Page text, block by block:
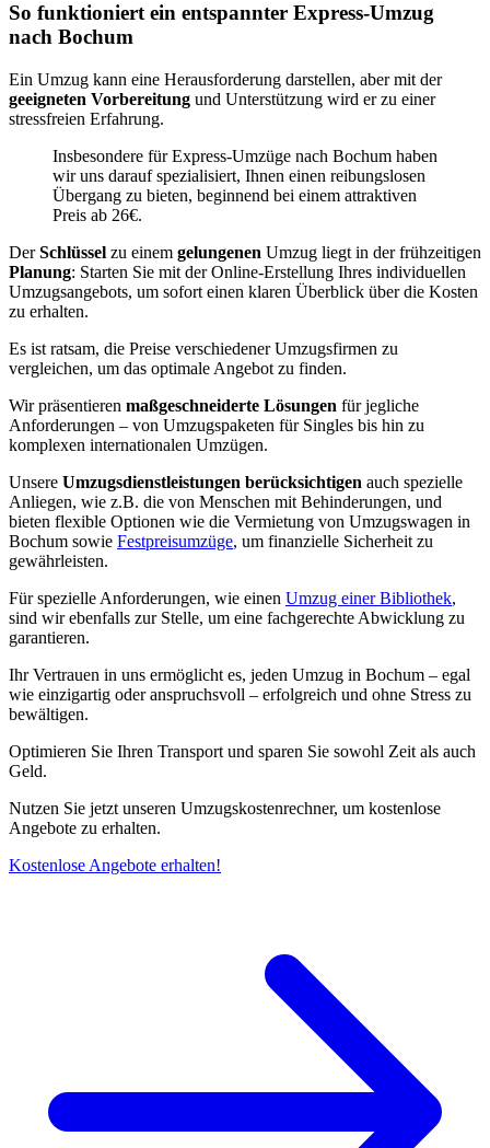
So funktioniert ein entspannter Express-Umzug
nach Bochum
Ein Umzug kann eine Herausforderung darstellen, aber mit der
geeigneten Vorbereitung und Unterstützung wird er zu einer
stressfreien Erfahrung.
Insbesondere für Express-Umzüge nach Bochum haben
wir uns darauf spezialisiert, Ihnen einen reibungslosen
Übergang zu bieten, beginnend bei einem attraktiven
Preis ab 26€.
DerSchlüssel zu einem gelungenen Umzug liegt in der frühzeitigen
Planung: Starten Sie mit der Online-Erstellung Ihres individuellen
Umzugsangebots, um sofort einen klaren Überblick über die Kosten
zu erhalten.
Es ist ratsam, die Preise verschiedener Umzugsfirmen zu
vergleichen, um das optimale Angebot zu finden.
Wir präsentieren maßgeschneiderte Lösungen für jegliche
Anforderungen – von Umzugspaketen für Singles bis hin zu
komplexen internationalen Umzügen.
Unsere Umzugsdienstleistungen berücksichtigen auch spezielle
Anliegen, wie z.B. die von Menschen mit Behinderungen, und
bieten flexible Optionen wie die Vermietung von Umzugswagen in
Bochum sowie Festpreisumzüge, um finanzielle Sicherheit zu
gewährleisten.
Für spezielle Anforderungen, wie einen Umzug einer Bibliothek,
sind wir ebenfalls zur Stelle, um eine fachgerechte Abwicklung zu
garantieren.
Ihr Vertrauen in uns ermöglicht es, jeden Umzug in Bochum – egal
wie einzigartig oder anspruchsvoll – erfolgreich und ohne Stress zu
bewältigen.
Optimieren Sie Ihren Transport und sparen Sie sowohl Zeit als auch
Geld.
Nutzen Sie jetzt unseren Umzugskostenrechner, um kostenlose
Angebote zu erhalten.
Kostenlose Angebote erhalten!